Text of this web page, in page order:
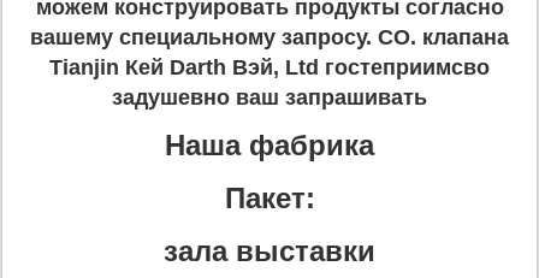
можем конструировать продукты согласно
вашему специальному запросу. CO. клапана
Tianjin Кей Darth Вэй, Ltd гостеприимсво
задушевно ваш запрашивать
Наша фабрика
Пакет:
зала выставки